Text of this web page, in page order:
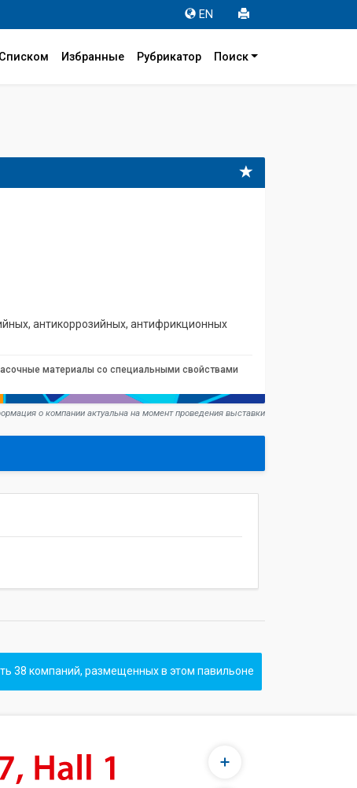
EN
Списком Избранные Рубрикатор Поиск
антикоррозийных, антифрикционных
материалы со специальными свойствами
о компании актуальна на момент проведения выставки
38 компаний, размещенных в этом павильоне